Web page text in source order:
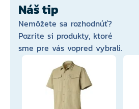
Náš tip
Nemôžete sa rozhodnúť?
Pozrite si produkty, ktoré
sme pre vás vopred vybrali.